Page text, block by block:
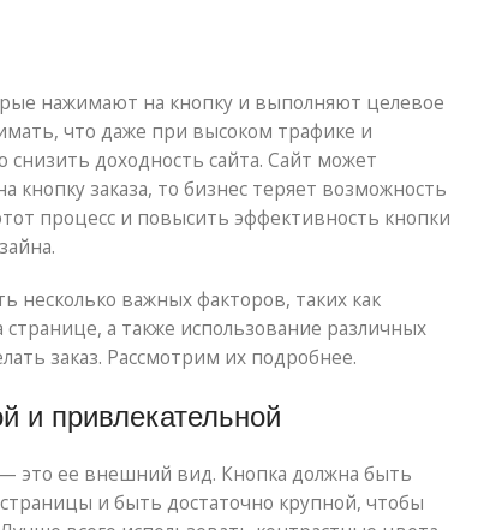
нажимают на кнопку и выполняют целевое
что даже при высоком трафике и
доходность сайта. Сайт может
заказа, то бизнес теряет возможность
процесс и повысить эффективность кнопки
несколько важных факторов, таких как
а также использование различных
заказ. Рассмотрим их подробнее.
и привлекательной
это ее внешний вид. Кнопка должна быть
и быть достаточно крупной, чтобы